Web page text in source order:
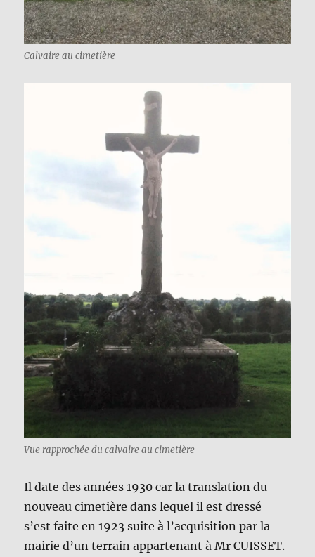
Calvaire au cimetière
Vue rapprochée du calvaire au cimetière
Il date des années 1930 car la translation du
nouveau cimetière dans lequel il est dressé
s’est faite en 1923 suite à l’acquisition par la
mairie d’un terrain appartenant à Mr CUISSET.